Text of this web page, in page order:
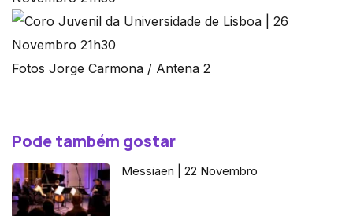
Fotos Jorge Carmona / Antena 2
Pode também gostar
Messiaen | 22 Novembro